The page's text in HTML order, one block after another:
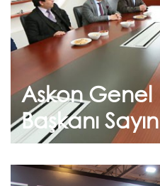
Askon Genel
Başkanı Sayın
Orhan AYDIN
Flekssit’te